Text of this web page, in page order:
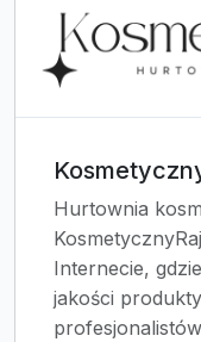
Hurtownia
Internecie,
jakości